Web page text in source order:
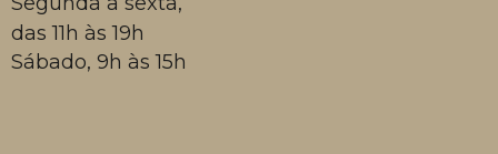
das 11h às 19h
Sábado, 9h às 15h